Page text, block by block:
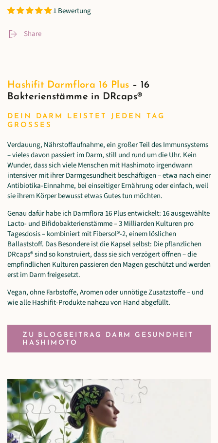
1 Bewertung
Share
Hashifit Darmflora 16 Plus – 16
Bakterienstämme in DRcaps®
DEIN DARM LEISTET JEDEN TAG
GROSSES
Verdauung, Nährstoffaufnahme, ein großer Teil des Immunsystems
– vieles davon passiert im Darm, still und rund um die Uhr. Kein
Wunder, dass sich viele Menschen mit Hashimoto irgendwann
intensiver mit ihrer Darmgesundheit beschäftigen – etwa nach einer
Antibiotika-Einnahme, bei einseitiger Ernährung oder einfach, weil
sie ihrem Körper bewusst etwas Gutes tun möchten.
Genau dafür habe ich Darmflora 16 Plus entwickelt: 16 ausgewählte
Lacto- und Bifidobakterienstämme – 3 Milliarden Kulturen pro
Tagesdosis – kombiniert mit Fibersol®-2, einem löslichen
Ballaststoff. Das Besondere ist die Kapsel selbst: Die pflanzlichen
DRcaps® sind so konstruiert, dass sie sich verzögert öffnen – die
empfindlichen Kulturen passieren den Magen geschützt und werden
erst im Darm freigesetzt.
Vegan, ohne Farbstoffe, Aromen oder unnötige Zusatzstoffe – und
wie alle Hashifit-Produkte nahezu von Hand abgefüllt.
ZU BLOGBEITRAG DARM GESUNDHEIT
HASHIMOTO